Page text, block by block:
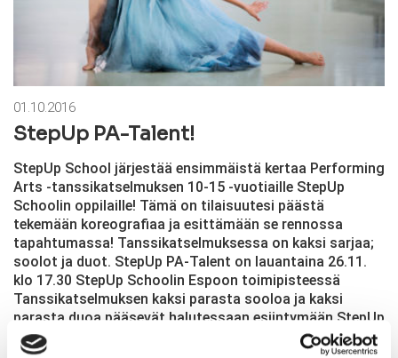
01.10.2016
StepUp PA-Talent!
StepUp School järjestää ensimmäistä kertaa Performing
Arts -tanssikatselmuksen 10-15 -vuotiaille StepUp
Schoolin oppilaille! Tämä on tilaisuutesi päästä
tekemään koreografiaa ja esittämään se rennossa
tapahtumassa! Tanssikatselmuksessa on kaksi sarjaa;
soolot ja duot. StepUp PA-Talent on lauantaina 26.11.
klo 17.30 StepUp Schoolin Espoon toimipisteessä
Tanssikatselmuksen kaksi parasta sooloa ja kaksi
parasta duoa pääsevät halutessaan esiintymään StepUp
Schoolin […]